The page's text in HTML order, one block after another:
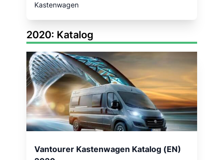
Kastenwagen
2020: Katalog
Vantourer Kastenwagen Katalog (EN)